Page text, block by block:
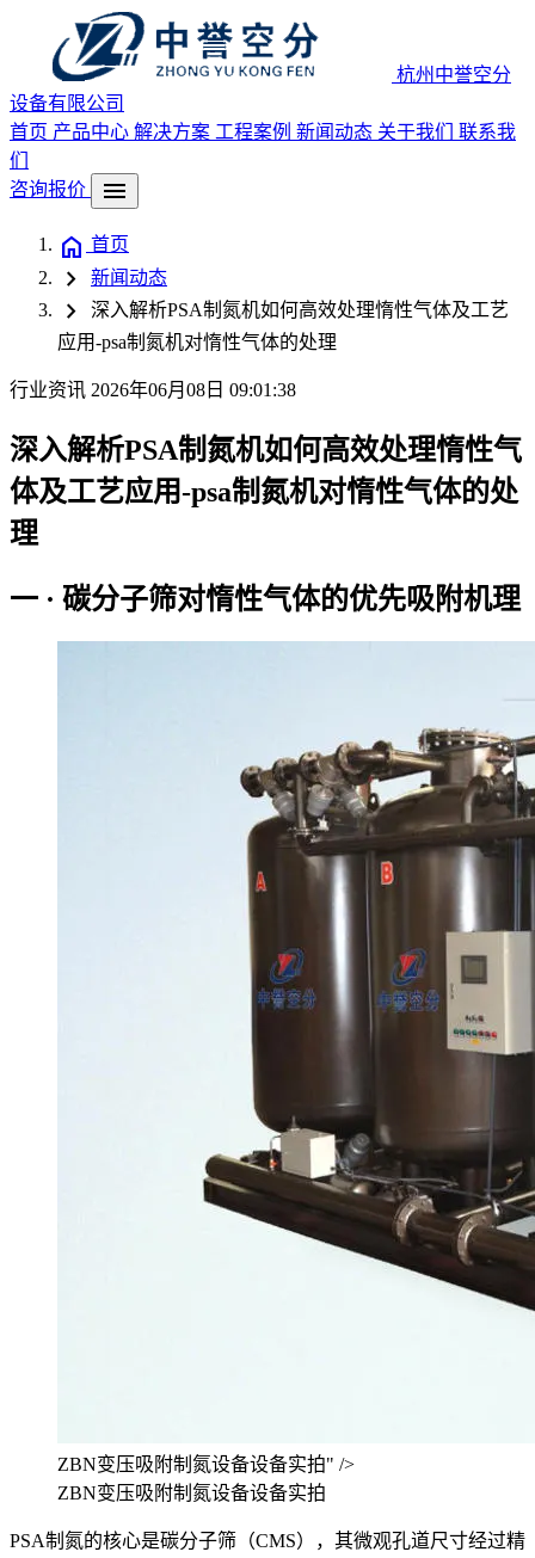
杭州中誉空分
设备有限公司
首页 产品中心 解决方案 工程案例 新闻动态 关于我们 联系我
们
咨询报价
menu
home 首页
chevron_right 新闻动态
chevron_right
深入解析PSA制氮机如何高效处理惰性气体及工艺
应用-psa制氮机对惰性气体的处理
行业资讯 2026年06月08日 09:01:38
深入解析PSA制氮机如何高效处理惰性气
体及工艺应用-psa制氮机对惰性气体的处
理
一 · 碳分子筛对惰性气体的优先吸附机理
ZBN变压吸附制氮设备设备实拍" />
ZBN变压吸附制氮设备设备实拍
PSA制氮的核心是碳分子筛（CMS），其微观孔道尺寸经过精